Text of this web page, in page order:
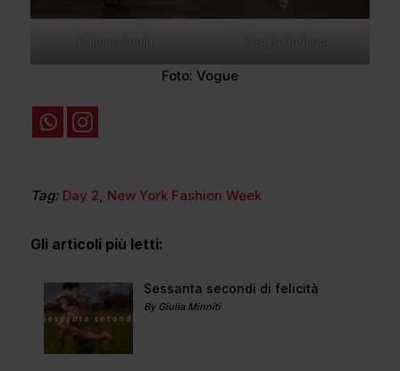
Palomo Spain Sergio Hudson
Foto: Vogue
Tag: Day 2, New York Fashion Week
Gli articoli più letti:
Sessanta secondi di felicità
By Giulia Minniti